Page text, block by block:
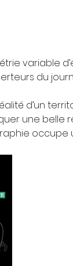
variable
du
d’un
une belle